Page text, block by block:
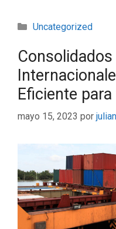
Uncategorized
Eficiente
mayo 15, 2023 por julian